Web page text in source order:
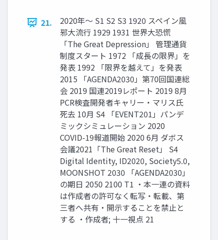
21.
2020年〜 S1 S2 S3 1920 スペイン風
邪大流行 1929 1931 世界大恐慌
「The Great Depression」 管理通貨
制度スタート 1972 「成長の限界」を
発表 1992 「限界を越えて」を発表
2015 「AGENDA2030」第70回国連総
会 2019 国連2019レポート 2019 8月
PCR検査開発者キャリー・マリス氏
死去 10月 S4 「EVENT201」パンデ
ミックシミュレーション 2020
COVID-19報道開始 2020 6月 ダボス
会議2021「The Great Reset」 S4
Digital Identity, ID2020, Society5.0,
MOONSHOT 2030 「AGENDA2030」
の期日 2050 2100 T1 ・本一連の資料
は作成者の許可なく転写・転載、第
三者へ共有・開示することを禁止と
する ・作成者; 十一視点 21